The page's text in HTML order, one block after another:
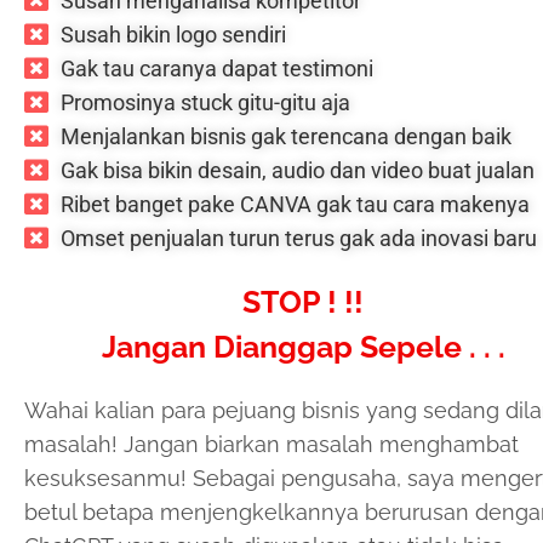
Susah bikin logo sendiri
Gak tau caranya dapat testimoni
Promosinya stuck gitu-gitu aja
Menjalankan bisnis gak terencana dengan baik
Gak bisa bikin desain, audio dan video buat jualan
Ribet banget pake CANVA gak tau cara makenya
Omset penjualan turun terus gak ada inovasi baru
STOP ! !!
Jangan Dianggap Sepele . . .
Wahai kalian para pejuang bisnis yang sedang
masalah! Jangan biarkan masalah menghambat
kesuksesanmu! Sebagai pengusaha, saya
betul betapa menjengkelkannya berurusan